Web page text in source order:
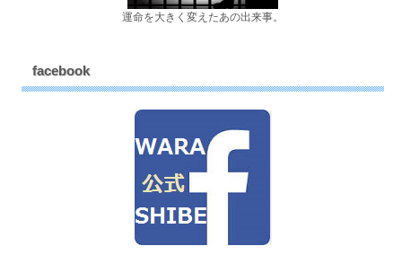
運命を大きく変えたあの出来事。
facebook